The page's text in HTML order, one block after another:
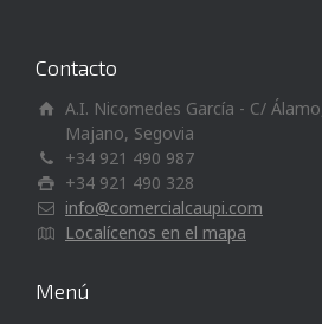
Contacto
A.I. Nicomedes García - C/
Majano, Segovia
+34 921 490 987
+34 921 490 328
info@comercialcaupi.com
Localícenos en el mapa
Menú